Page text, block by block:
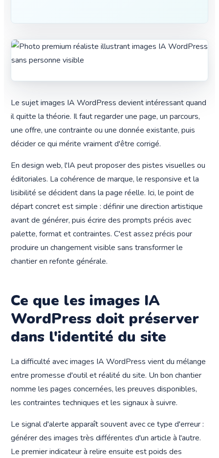
Le sujet images IA WordPress devient intéressant quand
il quitte la théorie. Il faut regarder une page, un parcours,
une offre, une contrainte ou une donnée existante, puis
décider ce qui mérite vraiment d'être corrigé.
En design web, l'IA peut proposer des pistes visuelles ou
éditoriales. La cohérence de marque, le responsive et la
lisibilité se décident dans la page réelle. Ici, le point de
départ concret est simple : définir une direction artistique
avant de générer, puis écrire des prompts précis avec
palette, format et contraintes. C'est assez précis pour
produire un changement visible sans transformer le
chantier en refonte générale.
Ce que les images IA
WordPress doit préserver
dans l'identité du site
La difficulté avec images IA WordPress vient du mélange
entre promesse d'outil et réalité du site. Un bon chantier
nomme les pages concernées, les preuves disponibles,
les contraintes techniques et les signaux à suivre.
Le signal d'alerte apparaît souvent avec ce type d'erreur :
générer des images très différentes d'un article à l'autre.
Le premier indicateur à relire ensuite est poids des